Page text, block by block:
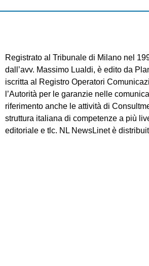
Registrato al Tribunale di Milano nel
dall’avv. Massimo Lualdi, è edito da
iscritta al Registro Operatori
l’Autorità per le garanzie nelle
riferimento anche le attività di
struttura italiana di competenze a più
editoriale e tlc. NL NewsLinet è